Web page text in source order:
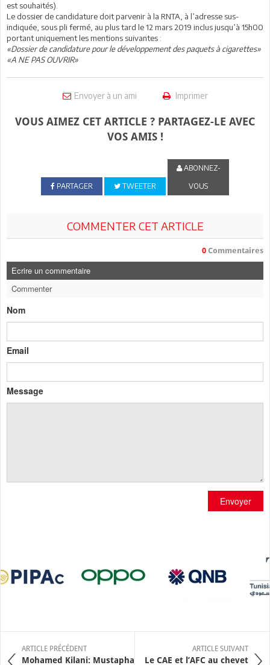
est souhaités).
Le dossier de candidature doit parvenir à la RNTA, à l’adresse sus-
indiquée, sous pli fermé, au plus tard le 12 mars 2019 inclus jusqu’à 15h00
portant uniquement les mentions suivantes :
«Dossier de candidature pour le développement des paquets à cigarettes»
«A NE PAS OUVRIR»
Envoyer à un ami Imprimer
VOUS AIMEZ CET ARTICLE ? PARTAGEZ-LE AVEC
VOS AMIS !
PARTAGER TWEETER
ABONNEZ-
VOUS
COMMENTER CET ARTICLE
0 Commentaires
Ecrire un commentaire
Commenter
Nom
Email
Message
Envoyer
ARTICLE PRÉCÉDENT
Mohamed Kilani: Mustapha
ARTICLE SUIVANT
Le CAE et l’AFC au chevet